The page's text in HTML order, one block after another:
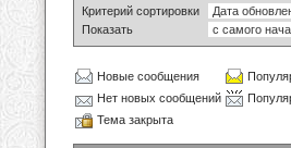
Критерий сортировки
Показать
Новые сообщения
Нет новых сообщений
Тема закрыта